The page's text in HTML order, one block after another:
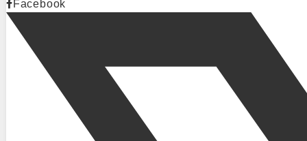
Facebook